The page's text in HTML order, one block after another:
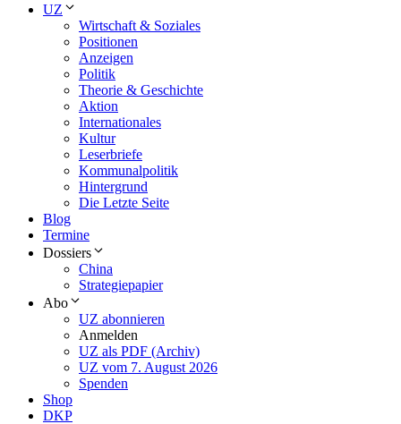
UZ
Wirtschaft & Soziales
Positionen
Anzeigen
Politik
Theorie & Geschichte
Aktion
Internationales
Kultur
Leserbriefe
Kommunalpolitik
Hintergrund
Die Letzte Seite
Blog
Termine
Dossiers
China
Strategiepapier
Abo
UZ abonnieren
Anmelden
UZ als PDF (Archiv)
UZ vom 7. August 2026
Spenden
Shop
DKP